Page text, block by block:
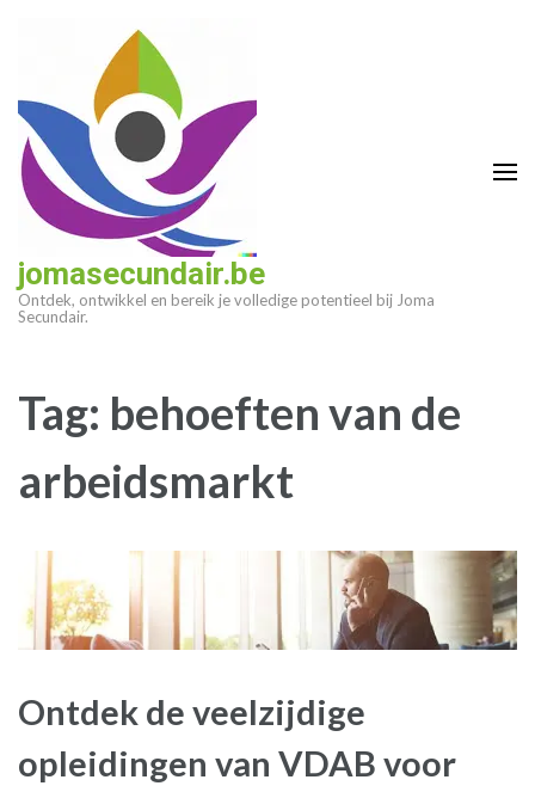
(druk
enter)
jomasecundair.be
Ontdek, ontwikkel en bereik je volledige potentieel bij Joma
Secundair.
Tag: behoeften van de
arbeidsmarkt
Ontdek de veelzijdige
opleidingen van VDAB voor